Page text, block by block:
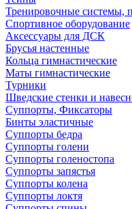
Тренировочные системы,
Спортивное оборудование
Аксессуары для ДСК
Брусья настенные
Кольца гимнастические
Маты гимнастические
Турники
Шведские стенки и
Суппорты, Фиксаторы
Бинты эластичные
Суппорты бедра
Суппорты голени
Суппорты голеностопа
Суппорты запястья
Суппорты колена
Суппорты локтя